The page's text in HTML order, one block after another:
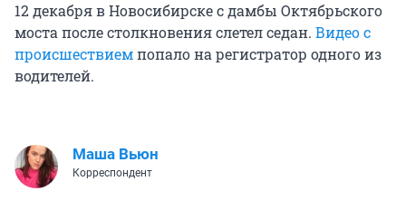
12 декабря в Новосибирске с дамбы Октябрьского
моста после столкновения слетел седан. Видео с
происшествиемпопало на регистратор одного из
водителей.
Маша Вьюн
Корреспондент